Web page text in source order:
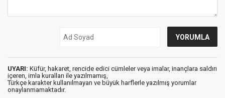
UYARI: Küfür, hakaret, rencide edici cümleler veya imalar, inançlara saldırı
içeren, imla kuralları ile yazılmamış,
Türkçe karakter kullanılmayan ve büyük harflerle yazılmış yorumlar
onaylanmamaktadır.